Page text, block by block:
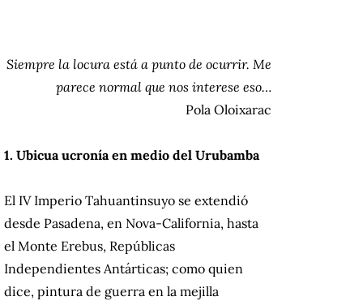
Siempre la locura está a punto de ocurrir. Me
parece normal que nos interese eso…
Pola Oloixarac
1. Ubicua ucronía en medio del Urubamba
El IV Imperio Tahuantinsuyo se extendió
desde Pasadena, en Nova-California, hasta
el Monte Erebus, Repúblicas
Independientes Antárticas; como quien
dice, pintura de guerra en la mejilla